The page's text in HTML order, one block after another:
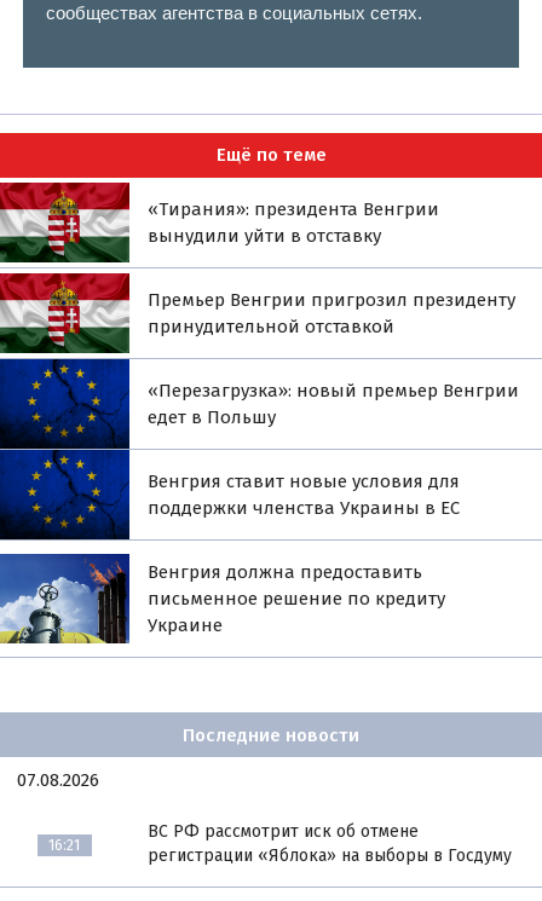
сообществах агентства в социальных сетях.
Ещё по теме
«Тирания»: президента Венгрии
вынудили уйти в отставку
Премьер Венгрии пригрозил президенту
принудительной отставкой
«Перезагрузка»: новый премьер Венгрии
едет в Польшу
Венгрия ставит новые условия для
поддержки членства Украины в ЕС
Венгрия должна предоставить
письменное решение по кредиту
Украине
Последние новости
07.08.2026
16:21
ВС РФ рассмотрит иск об отмене
регистрации «Яблока» на выборы в Госдуму